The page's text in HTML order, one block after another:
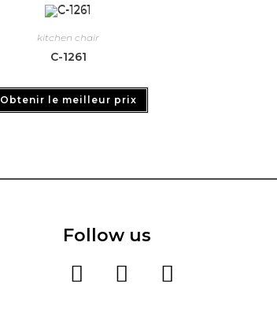
kitchen chair
C-1261
Obtenir le meilleur prix
Follow us